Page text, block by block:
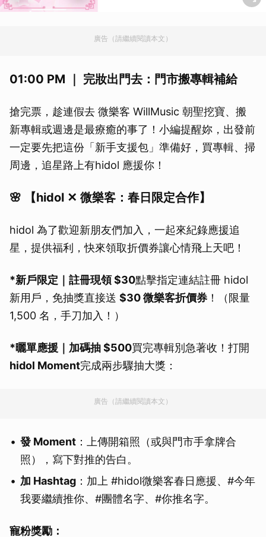
廣告（請繼續閱讀本文）
01:00 PM ｜ 完妝出門去：門市搬專輯補給
搶完票，趁連假去 微樂客 WillMusic 朝聖挖寶、搬
新專輯或週邊是最療癒的事了！小編提醒妳，出發前
一定要先把這份「新手支援包」準備好，買專輯、掃
周邊，追星路上有hidol 應援你！
🌸 【hidol ✕ 微樂客：春日限定合作】
hidol 為了歡迎新朋友們加入，一起來紀錄應援追
星，提供福利，快來領取折價券讓心情飛上天吧！
*新戶限定｜註冊現領 $30點擊指定連結註冊 hidol
新用戶，免抽獎直接送 $30 微樂客折價券！（限量
1,500 名，手刀加入！）
*曬單應援｜加碼抽 $500買完專輯別急著收！打開
hidol Moment完成兩步驟抽大獎：
廣告（請繼續閱讀本文）
發 Moment ：上傳開箱照（或與門市手拿牌合
照），寫下對推的告白。
加 Hashtag ：加上 #hidol微樂客春日應援、#今年
我要繼續推你、#團體名字、#你推名字。
寵粉獎勵：